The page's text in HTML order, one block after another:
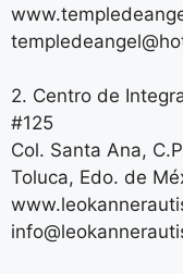
2. Centro de
#125
Col. Santa Ana,
Toluca, Edo. de